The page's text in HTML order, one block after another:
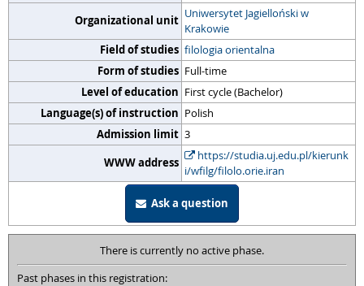
Organizational unit Uniwersytet Jagielloński w
Krakowie
Field of studies filologia orientalna
Form of studies Full-time
Level of education First cycle (Bachelor)
Language(s) of instruction Polish
Admission limit 3
WWW address
https://studia.uj.edu.pl/kierunk
i/wfilg/filolo.orie.iran
Ask a question
There is currently no active phase.
Past phases in this registration: